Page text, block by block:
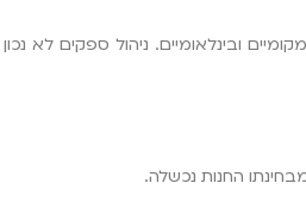
ובינלאומיים. ניהול ספקים לא נכון
החנות נכשלה.